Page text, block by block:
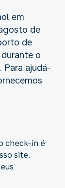
em
de
de
o
Para ajudá-
check-in é
site.